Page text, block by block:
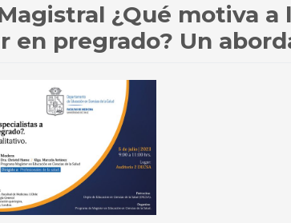
¿Qué motiva a
en pregrado? Un